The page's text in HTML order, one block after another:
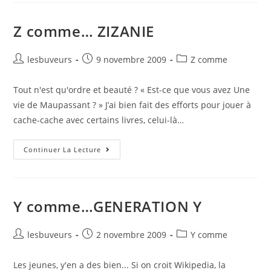
Z comme… ZIZANIE
lesbuveurs 9 novembre 2009 Z comme
Tout n'est qu'ordre et beauté ? « Est-ce que vous avez Une
vie de Maupassant ? » J’ai bien fait des efforts pour jouer à
cache-cache avec certains livres, celui-là…
Continuer La Lecture
Y comme…GENERATION Y
lesbuveurs 2 novembre 2009 Y comme
Les jeunes, y'en a des bien... Si on croit Wikipedia, la